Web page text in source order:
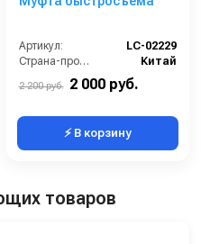
Артикул:
LC-02229
Страна-производитель:
Китай
2 200 руб. 2 000 руб.
⚡ В корзину
товаров